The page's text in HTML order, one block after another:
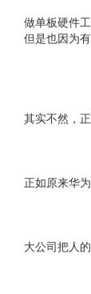
做单板硬件
但是也因为
其实不然，
正如原来华
大公司把人